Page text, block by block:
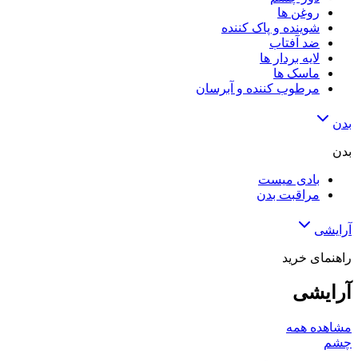
روغن ها
شوینده و پاک کننده
ضد آفتاب
لایه‌ بردار ها
ماسک ها
مرطوب کننده و آبرسان
بدن
بدن
بادی میست
مراقبت بدن
آرایشی
راهنمای خرید
آرایشی
مشاهده همه
چشم